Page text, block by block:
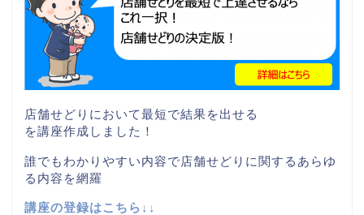
店舗せどりにおいて最短で結果を出せる
を講座作成しました！
誰でもわかりやすい内容で店舗せどりに関するあらゆ
る内容を網羅
講座の登録はこちら↓↓